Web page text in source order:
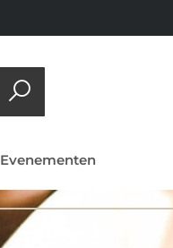
Evenementen